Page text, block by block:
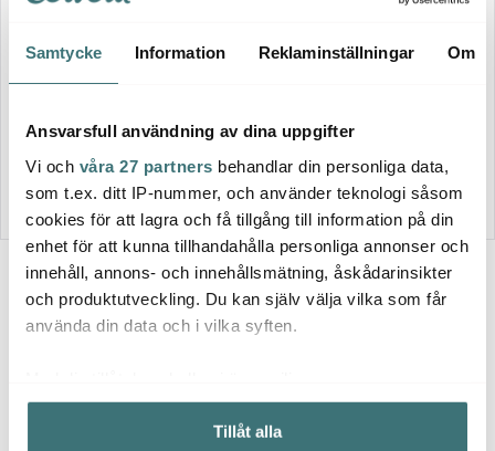
Samtycke Information Reklaminställningar Om
Ansvarsfull användning av dina uppgifter
Vi och våra 27 partners behandlar din personliga data,
som t.ex. ditt IP-nummer, och använder teknologi såsom
cookies för att lagra och få tillgång till information på din
enhet för att kunna tillhandahålla personliga annonser och
innehåll, annons- och innehållsmätning, åskådarinsikter
och produktutveckling. Du kan själv välja vilka som får
använda din data och i vilka syften.
Samla in information om din geografiska plats som
kan ha en noggrannhet på upp till flera meter
Tillåt alla
Orrefors
1295 kr 1800 kr
I lager
Orrefors
1050 kr 1500 kr
Få i lager